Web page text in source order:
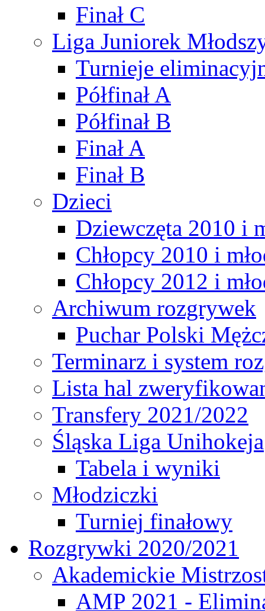
Finał C
Liga Juniorek
Turnieje
Półfinał A
Półfinał B
Finał A
Finał B
Dzieci
Dziewczęta 2010 i
Chłopcy 2010 i
Chłopcy 2012 i
Archiwum rozgrywek
Puchar Polski
Terminarz i system
Lista hal
Transfery 2021/2022
Śląska Liga Unihokeja
Tabela i wyniki
Młodziczki
Turniej finałowy
Rozgrywki 2020/2021
Akademickie
AMP 2021 -